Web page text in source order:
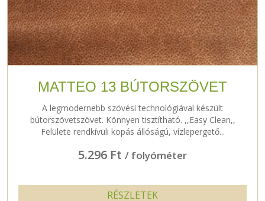
MATTEO 13 BÚTORSZÖVET
A legmodernebb szövési technológiával készült
bútorszövetszövet. Könnyen tisztítható. ,,Easy Clean,,
Felülete rendkívüli kopás állóságú, vízlepergető...
5.296 Ft / folyóméter
RÉSZLETEK